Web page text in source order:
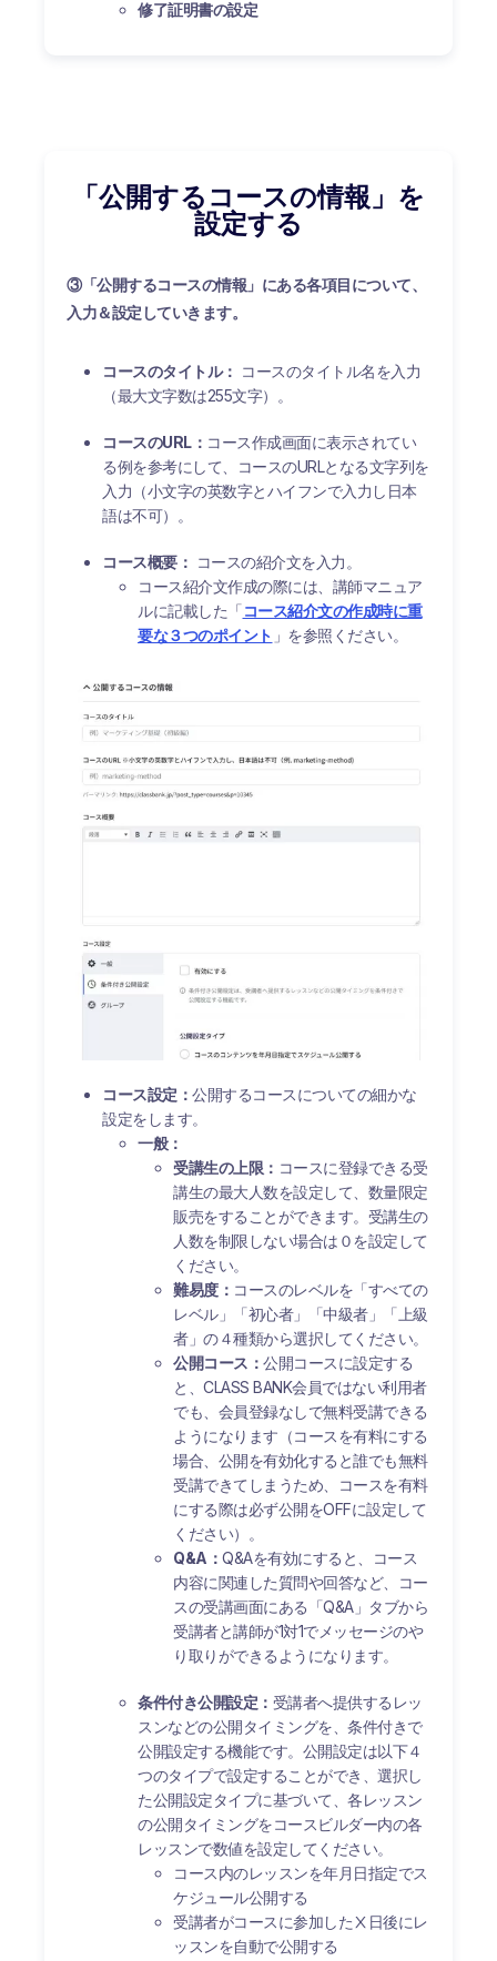
修了証明書の設定
「公開するコースの情報」を
設定する
③「公開するコースの情報」にある各項目について、
入力＆設定していきます。
コースのタイトル： コースのタイトル名を入力
（最大文字数は255文字）。
コースのURL： コース作成画面に表示されてい
る例を参考にして、コースのURLとなる文字列を
入力（小文字の英数字とハイフンで入力し日本
語は不可）。
コース概要： コースの紹介文を入力。
コース紹介文作成の際には、講師マニュア
ルに記載した「コース紹介文の作成時に重
要な３つのポイント 」を参照ください。
コース設定： 公開するコースについての細かな
設定をします。
一般：
受講生の上限： コースに登録できる受
講生の最大人数を設定して、数量限定
販売をすることができます。受講生の
人数を制限しない場合は０を設定して
ください。
難易度： コースのレベルを「すべての
レベル」「初心者」「中級者」「上級
者」の４種類から選択してください。
公開コース： 公開コースに設定する
と、CLASS BANK会員ではない利用者
でも、会員登録なしで無料受講できる
ようになります（コースを有料にする
場合、公開を有効化すると誰でも無料
受講できてしまうため、コースを有料
にする際は必ず公開をOFFに設定して
ください）。
Q&A： Q&Aを有効にすると、コース
内容に関連した質問や回答など、コー
スの受講画面にある「Q&A」タブから
受講者と講師が1対1でメッセージのや
り取りができるようになります。
条件付き公開設定： 受講者へ提供するレッ
スンなどの公開タイミングを、条件付きで
公開設定する機能です。公開設定は以下４
つのタイプで設定することができ、選択し
た公開設定タイプに基づいて、各レッスン
の公開タイミングをコースビルダー内の各
レッスンで数値を設定してください。
コース内のレッスンを年月日指定でス
ケジュール公開する
受講者がコースに参加したⅩ日後にレ
ッスンを自動で公開する